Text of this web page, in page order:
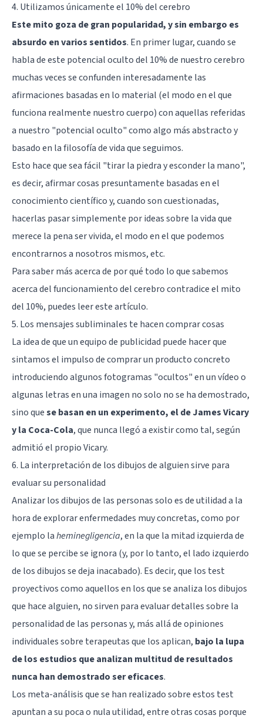
4. Utilizamos únicamente el 10% del cerebro
Este mito goza de gran popularidad, y sin embargo es
absurdo en varios sentidos. En primer lugar, cuando se
habla de este potencial oculto del 10% de nuestro cerebro
muchas veces se confunden interesadamente las
afirmaciones basadas en lo material (el modo en el que
funciona realmente nuestro cuerpo) con aquellas referidas
a nuestro "potencial oculto" como algo más abstracto y
basado en la filosofía de vida que seguimos.
Esto hace que sea fácil "tirar la piedra y esconder la mano",
es decir, afirmar cosas presuntamente basadas en el
conocimiento científico y, cuando son cuestionadas,
hacerlas pasar simplemente por ideas sobre la vida que
merece la pena ser vivida, el modo en el que podemos
encontrarnos a nosotros mismos, etc.
Para saber más acerca de por qué todo lo que sabemos
acerca del funcionamiento del cerebro contradice el mito
del 10%, puedes leereste artículo.
5. Los mensajes subliminales te hacen comprar cosas
La idea de que un equipo de publicidad puede hacer que
sintamos el impulso de comprar un producto concreto
introduciendo algunos fotogramas "ocultos" en un vídeo o
algunas letras en una imagen no solo no se ha demostrado,
sino quese basan en un experimento, el de James Vicary
y la Coca-Cola, que nunca llegó a existir como tal, según
admitió el propio Vicary.
6. La interpretación de los dibujos de alguien sirve para
evaluar su personalidad
Analizar los dibujos de las personas solo es de utilidad a la
hora de explorar enfermedades muy concretas, como por
ejemplo laheminegligencia, en la que la mitad izquierda de
lo que se percibe se ignora (y, por lo tanto, el lado izquierdo
de los dibujos se deja inacabado). Es decir, que los test
proyectivos como aquellos en los que se analiza los dibujos
que hace alguien, no sirven para evaluar detalles sobre la
personalidad de las personas y, más allá de opiniones
individuales sobre terapeutas que los aplican, bajo la lupa
de los estudios que analizan multitud de resultados
nunca han demostrado ser eficaces.
Los meta-análisis que se han realizado sobre estos test
apuntan a su poca o nula utilidad, entre otras cosas porque